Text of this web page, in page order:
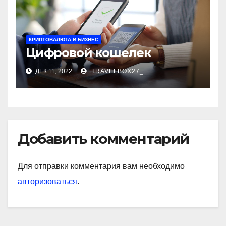
КРИПТОВАЛЮТА И БИЗНЕС
Цифровой кошелек
ДЕК 11, 2022 TRAVELBOX27_
Добавить комментарий
Для отправки комментария вам необходимо
авторизоваться.